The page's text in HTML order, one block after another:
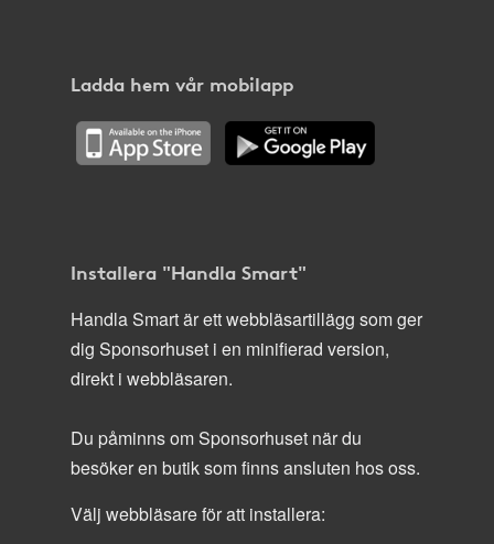
Ladda hem vår mobilapp
Installera "Handla Smart"
Handla Smart är ett webbläsartillägg som ger
dig Sponsorhuset i en minifierad version,
direkt i webbläsaren.
Du påminns om Sponsorhuset när du
besöker en butik som finns ansluten hos oss.
Välj webbläsare för att installera: